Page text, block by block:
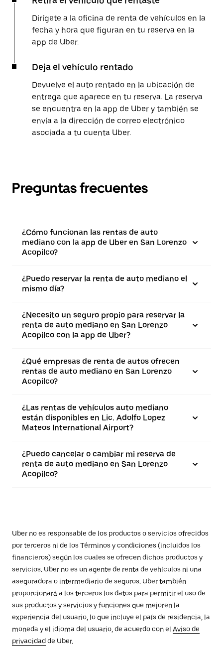
Dirígete a la oficina de renta de vehículos en la
fecha y hora que figuran en tu reserva en la
app de Uber.
Deja el vehículo rentado
Devuelve el auto rentado en la ubicación de
entrega que aparece en tu reserva. La reserva
se encuentra en la app de Uber y también se
envía a la dirección de correo electrónico
asociada a tu cuenta Uber.
Preguntas frecuentes
¿Cómo funcionan las rentas de auto
mediano con la app de Uber en San Lorenzo
Acopilco?
¿Puedo reservar la renta de auto mediano el
mismo día?
¿Necesito un seguro propio para reservar la
renta de auto mediano en San Lorenzo
Acopilco con la app de Uber?
¿Qué empresas de renta de autos ofrecen
rentas de auto mediano en San Lorenzo
Acopilco?
¿Las rentas de vehículos auto mediano
están disponibles en Lic. Adolfo Lopez
Mateos International Airport?
¿Puedo cancelar o cambiar mi reserva de
renta de auto mediano en San Lorenzo
Acopilco?
Uber no es responsable de los productos o servicios ofrecidos
por terceros ni de los Términos y condiciones (incluidos los
financieros) según los cuales se ofrecen dichos productos y
servicios. Uber no es un agente de renta de vehículos ni una
aseguradora o intermediario de seguros. Uber también
proporcionará a los terceros los datos para permitir el uso de
sus productos y servicios y funciones que mejoren la
experiencia del usuario, lo que incluye el país de residencia, la
moneda y el idioma del usuario, de acuerdo con el Aviso de
privacidad de Uber.